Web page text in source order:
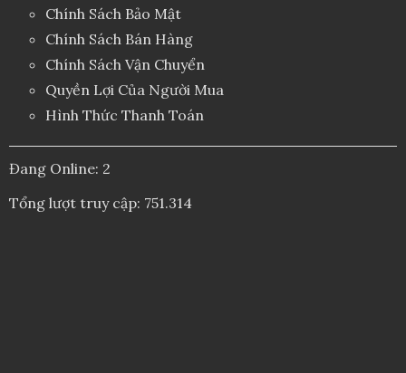
Chính Sách Bảo Mật
Chính Sách Bán Hàng
Chính Sách Vận Chuyển
Quyền Lợi Của Người Mua
Hình Thức Thanh Toán
Đang Online: 2
Tổng lượt truy cập: 751.314